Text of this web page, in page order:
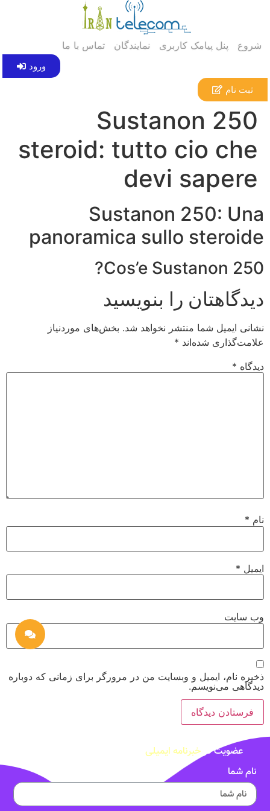
شروع پنل پیامک کاربری نمایندگان تماس با ما
ورود
ثبت نام
Sustanon 250
steroid: tutto cio che
devi sapere
Sustanon 250: Una
panoramica sullo steroide
Cos’e Sustanon 250?
دیدگاهتان را بنویسید
نشانی ایمیل شما منتشر نخواهد شد. بخش‌های موردنیاز
علامت‌گذاری شده‌اند *
دیدگاه *
نام *
ایمیل *
وب‌ سایت
ذخیره نام، ایمیل و وبسایت من در مرورگر برای زمانی که دوباره
دیدگاهی می‌نویسم.
عضویت در خبرنامه ایمیلی
نام شما